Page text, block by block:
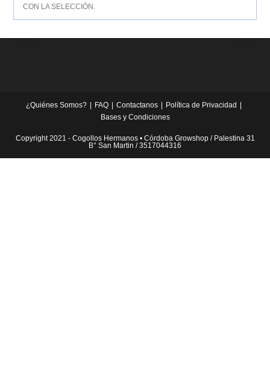
CON LA SELECCIÓN.
¿Quiénes Somos? FAQ Contactanos
Política de Privacidad
Bases y Condiciones
Copyright 2021 - Cogollos Hermanos • Córdoba Growshop / Palestina 31
B° San Martin / 3517044316